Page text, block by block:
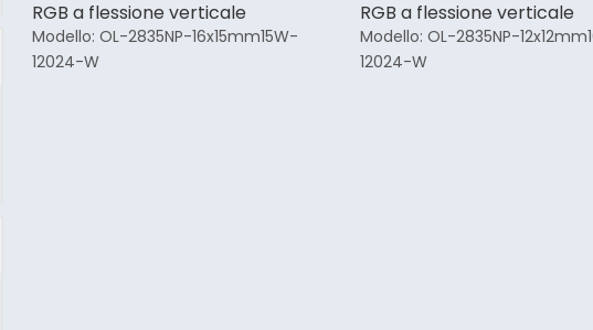
RGB a flessione verticale
Modello: OL-2835NP-16x15mm15W-
12024-W
RGB a flessione verticale
Modello: OL-2835NP-
12024-W